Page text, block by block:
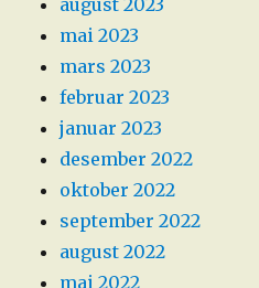
august 2023
mai 2023
mars 2023
februar 2023
januar 2023
desember 2022
oktober 2022
september 2022
august 2022
mai 2022